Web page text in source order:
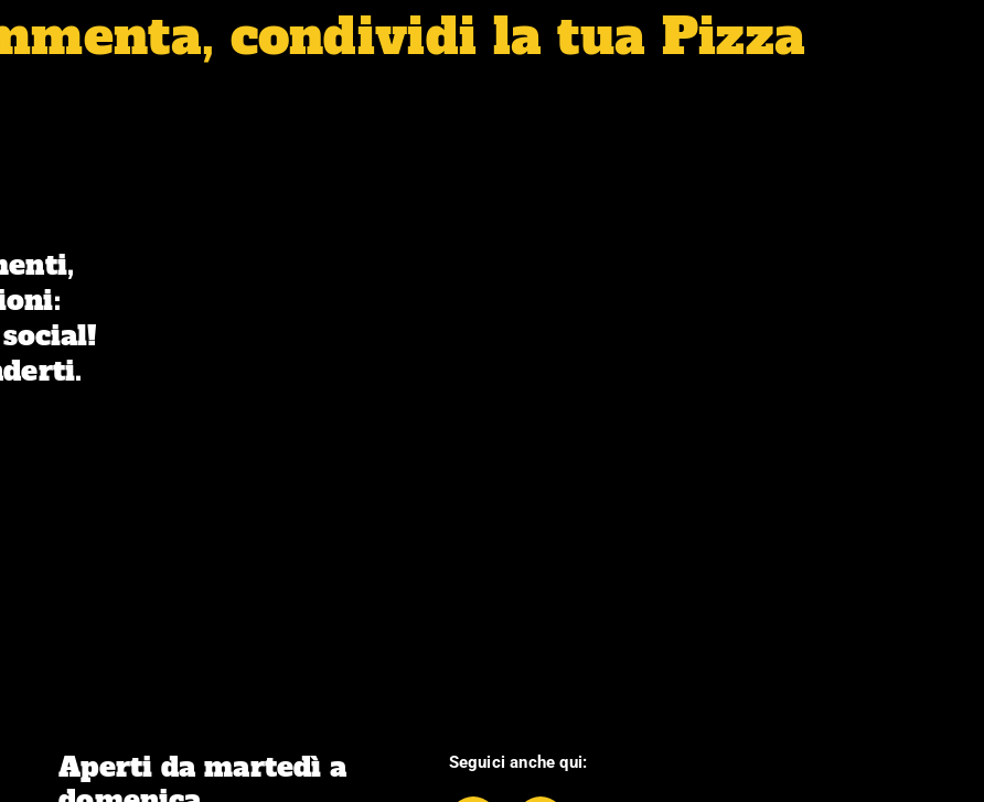
condividi la tua Pizza
Aperti da martedì a
Seguici anche qui: